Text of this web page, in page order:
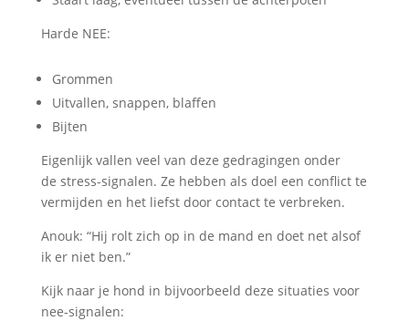
Harde NEE:
Grommen
Uitvallen, snappen, blaffen
Bijten
Eigenlijk vallen veel van deze gedragingen onder
de stress-signalen. Ze hebben als doel een conflict te
vermijden en het liefst door contact te verbreken.
Anouk: “Hij rolt zich op in de mand en doet net alsof
ik er niet ben.”
Kijk naar je hond in bijvoorbeeld deze situaties voor
nee-signalen: